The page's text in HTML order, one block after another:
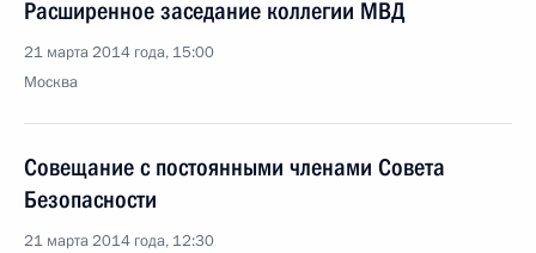
Расширенное заседание коллегии МВД
21 марта 2014 года, 15:00
Москва
Совещание с постоянными членами Совета
Безопасности
21 марта 2014 года, 12:30